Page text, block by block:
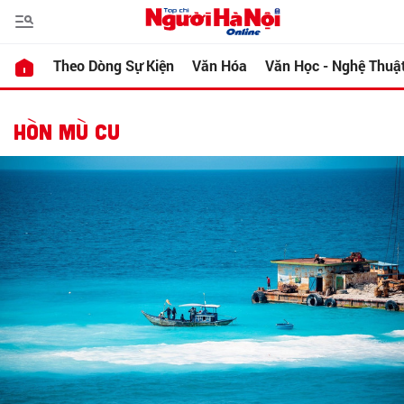
Theo Dòng Sự Kiện Văn Hóa Văn Học - Nghệ
HÒN MÙ CU